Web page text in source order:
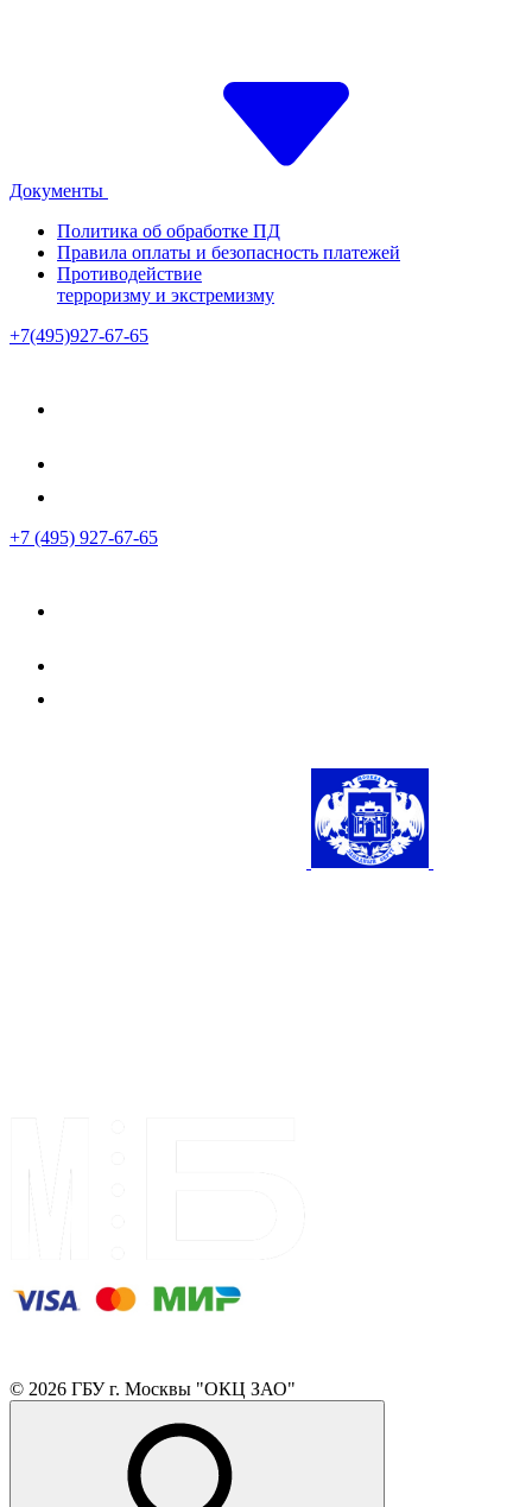
Документы
Политика об обработке ПД
Правила оплаты и безопасность платежей
Противодействие
терроризму и экстремизму
+7(495)927-67-65
+7 (495) 927-67-65
© 2026 ГБУ г. Москвы "ОКЦ ЗАО"